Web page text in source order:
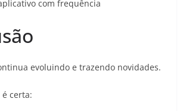
com frequência
evoluindo e trazendo novidades.
certa: